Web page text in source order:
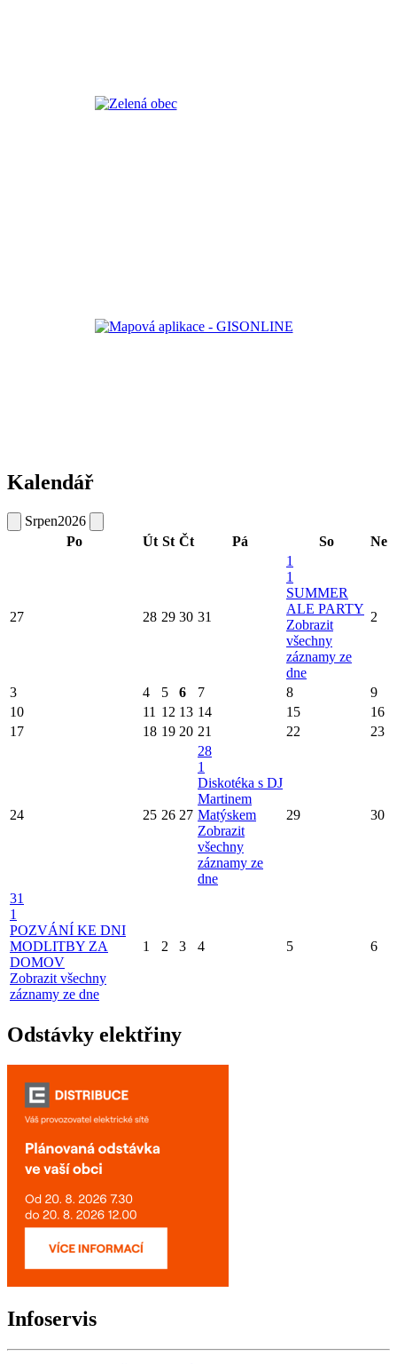
Kalendář
Srpen2026
Po
Út St Čt Pá So Ne
27 28 29 30 31
1
1
SUMMER
ALE PARTY
Zobrazit
všechny
záznamy ze
dne
2
3 4 5 6 7 8
9
10
11 12 13 14 15
16
17
18 19 20 21 22 23
24 25 26 27
28
1
Diskotéka s DJ
Martinem
Matýskem
Zobrazit
všechny
záznamy ze
dne
29 30
31
1
POZVÁNÍ KE DNI
MODLITBY ZA
DOMOV
Zobrazit všechny
záznamy ze dne
1 2 3 4 5 6
Odstávky elektřiny
Infoservis